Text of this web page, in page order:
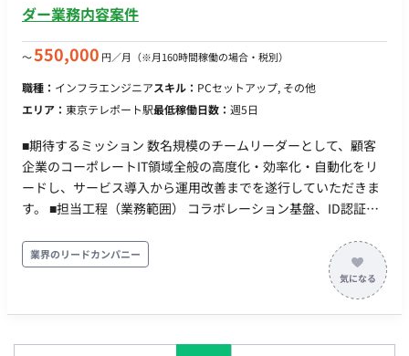
ダー業務内容案件
〜550,000 円／月 （※月160時間稼働の場合・税別）
職種： インフラエンジニアスキル： PCセットアップ, その他
エリア： 東京テレポート駅最低稼働日数： 週5日
■期待するミッション 数名規模のチームリーダーとして、顧客
企業のコーポレートIT領域全般の高度化・効率化・自動化をリ
ードし、サービス導入から運用改善までを遂行していただきま
す。 ■担当工程（業務範囲） コラボレーション基盤、ID認証基
およびアプリケーション更新管理 PowerShell等を用いた各種運
用自動化ツールの開発 社内ユーザーサポートおよびヘルプデス
現場との調整、課題解決の推進 ■チーム体制 数名規模のチーム
業界のリードカンパニー